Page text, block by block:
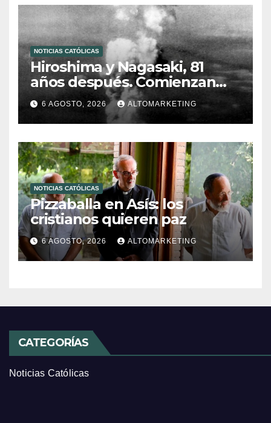
NOTICIAS CATÓLICAS
Hiroshima y Nagasaki, 81
años después. Comienzan
“Diez Días Oración por la Paz”
6 AGOSTO, 2026 ALTOMARKETING
NOTICIAS CATÓLICAS
Pizzaballa en Asís: los
cristianos quieren paz
6 AGOSTO, 2026 ALTOMARKETING
CATEGORÍAS
Noticias Católicas